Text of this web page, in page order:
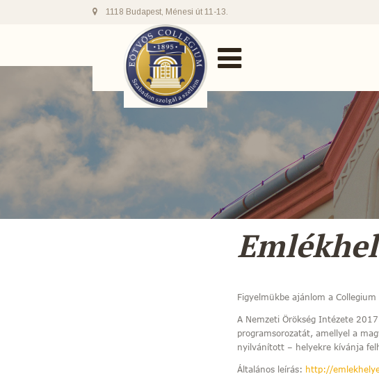
1118 Budapest, Ménesi út 11-13.
Figyelmükbe ajánlom a
A Nemzeti Örökség Intézete
programsorozatát, amellyel a
nyilvánított – helyekre kívánja
Általános leírás: http://